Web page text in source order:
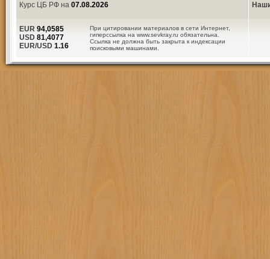
Курс ЦБ РФ на 07.08.2026
При цитировании материалов в сети Интернет,
гиперссылка на www.sevkray.ru обязательна.
Ссылка не должна быть закрыта к индексации
поисковыми машинами.
EUR 94,0585
USD 81,4077
EUR/USD 1.16